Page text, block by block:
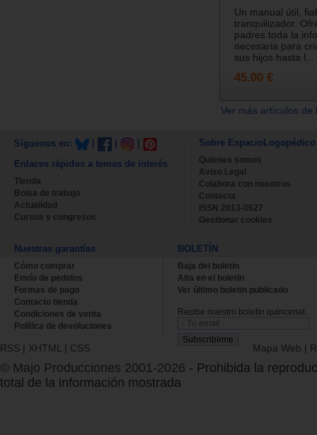
Un manual útil,
tranquilizador.
padres toda la
necesaria para
sus hijos hasta l...
45.00 €
Ver más artículos
Síguenos en:
Enlaces rápidos a temas de interés
Tienda
Bolsa de trabajo
Actualidad
Cursos y congresos
Sobre EspacioLogopédico
Quienes somos
Aviso Legal
Colabora con nosotros
Contacta
ISSN 2013-0627
Gestionar cookies
Nuestras garantías
Cómo comprar
Envío de pedidos
Formas de pago
Contacto tienda
Condiciones de venta
Política de devoluciones
BOLETÍN
Baja del boletin
Alta en el boletin
Ver último boletin publicado
Recibe nuestro boletín quincenal.
RSS | XHTML | CSS Mapa Web |
© Majo Producciones 2001-2026 - Prohibida la
total de la información mostrada